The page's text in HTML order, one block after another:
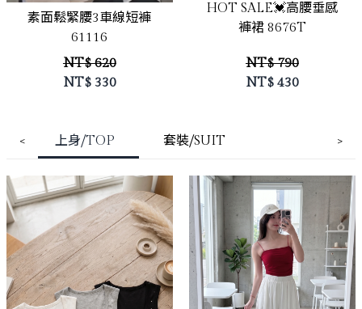
素面鬆緊腰3車線短褲
61116
NT$ 620
NT$330
HOT SALE💓高腰垂感
褲裙 8676T
NT$ 790
NT$430
< 上身⧸TOP 套裝⧸SUIT >